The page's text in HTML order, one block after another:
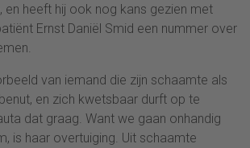
en heeft hij ook nog kans gezien met
Ernst Daniël Smid een nummer over
van iemand die zijn schaamte als
en zich kwetsbaar durft op te
dat graag. Want we gaan onhandig
is haar overtuiging. Uit schaamte